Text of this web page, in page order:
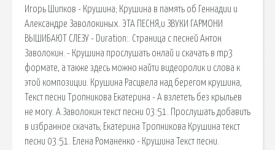
Игорь Шипков - Крушина; Крушина в память об Геннадии и
Александре Заволокиных. ЭТА ПЕСНЯ,и ЗВУКИ ГАРМОНИ
ВЫШИБАЮТ СЛЕЗУ - Duration:. Страница с песней Антон
Заволокин. - Крушина прослушать онлай и скачать в mp3
формате, а также здесь можно найти видеоролик и слова к
этой композиции. Крушина Расцвела над берегом крушина,
Текст песни Тропникова Екатерина - А взлететь без крыльев
не могу. А.Заволокин текст песни 03:51. Прослушать добавить
в избранное скачать; Екатерина Тропникова Крушина текст
песни 03:51. Елена Романенко - Крушина Текст песни.